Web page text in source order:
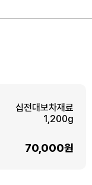
십전대보차재료
1,200g
70,000원